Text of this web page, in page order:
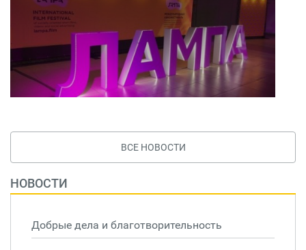
ВСЕ НОВОСТИ
НОВОСТИ
Добрые дела и благотворительность